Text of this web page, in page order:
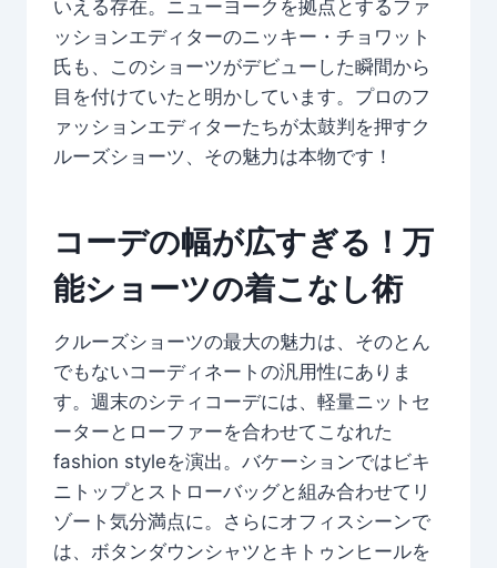
いえる存在。ニューヨークを拠点とするファ
ッションエディターのニッキー・チョワット
氏も、このショーツがデビューした瞬間から
目を付けていたと明かしています。プロのフ
ァッションエディターたちが太鼓判を押すク
ルーズショーツ、その魅力は本物です！
コーデの幅が広すぎる！万
能ショーツの着こなし術
クルーズショーツの最大の魅力は、そのとん
でもないコーディネートの汎用性にありま
す。週末のシティコーデには、軽量ニットセ
ーターとローファーを合わせてこなれた
fashion styleを演出。バケーションではビキ
ニトップとストローバッグと組み合わせてリ
ゾート気分満点に。さらにオフィスシーンで
は、ボタンダウンシャツとキトゥンヒールを